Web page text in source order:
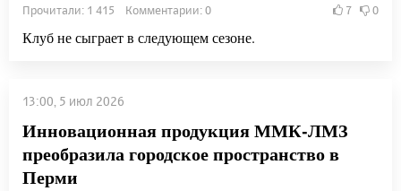
Прочитали: 1 415 Комментарии: 0 7 0
Клуб не сыграет в следующем сезоне.
13:00, 5 июл 2026
Инновационная продукция ММК-ЛМЗ
преобразила городское пространство в
Перми